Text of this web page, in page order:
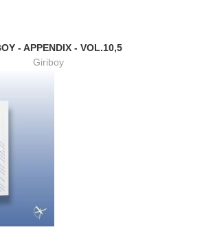
- APPENDIX - VOL.10,5
Giriboy